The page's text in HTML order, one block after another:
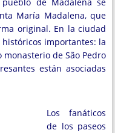
María Madalena, que
original. En la ciudad
importantes: la
de São Pedro
están asociadas
Los fanáticos
de los paseos